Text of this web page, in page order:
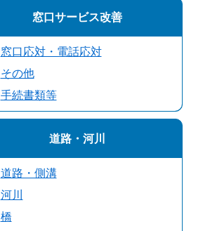
窓口サービス改善
窓口応対・電話応対
その他
手続書類等
道路・河川
道路・側溝
河川
橋